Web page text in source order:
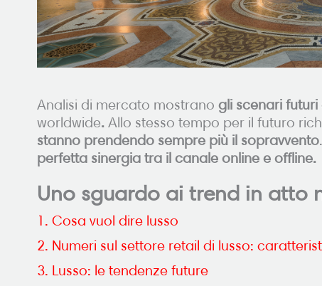
Analisi di mercato mostrano gli scenari futuri
worldwide. Allo stesso tempo per il futuro
stanno prendendo sempre più il sopravvento
perfetta sinergia tra il canale online e offline.
Uno sguardo ai trend in atto
1. Cosa vuol dire lusso
2. Numeri sul settore retail di lusso:
3. Lusso: le tendenze future